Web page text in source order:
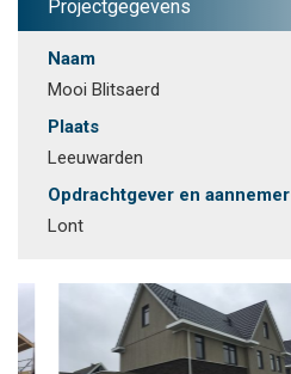
Projectgegevens
Naam
Mooi Blitsaerd
Plaats
Leeuwarden
Opdrachtgever en aannemer
Lont